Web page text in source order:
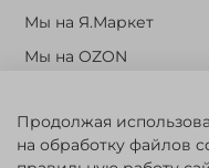
Мы на Я.Маркет
Мы на OZON
Корзина
Продолжая
на обработку файлов